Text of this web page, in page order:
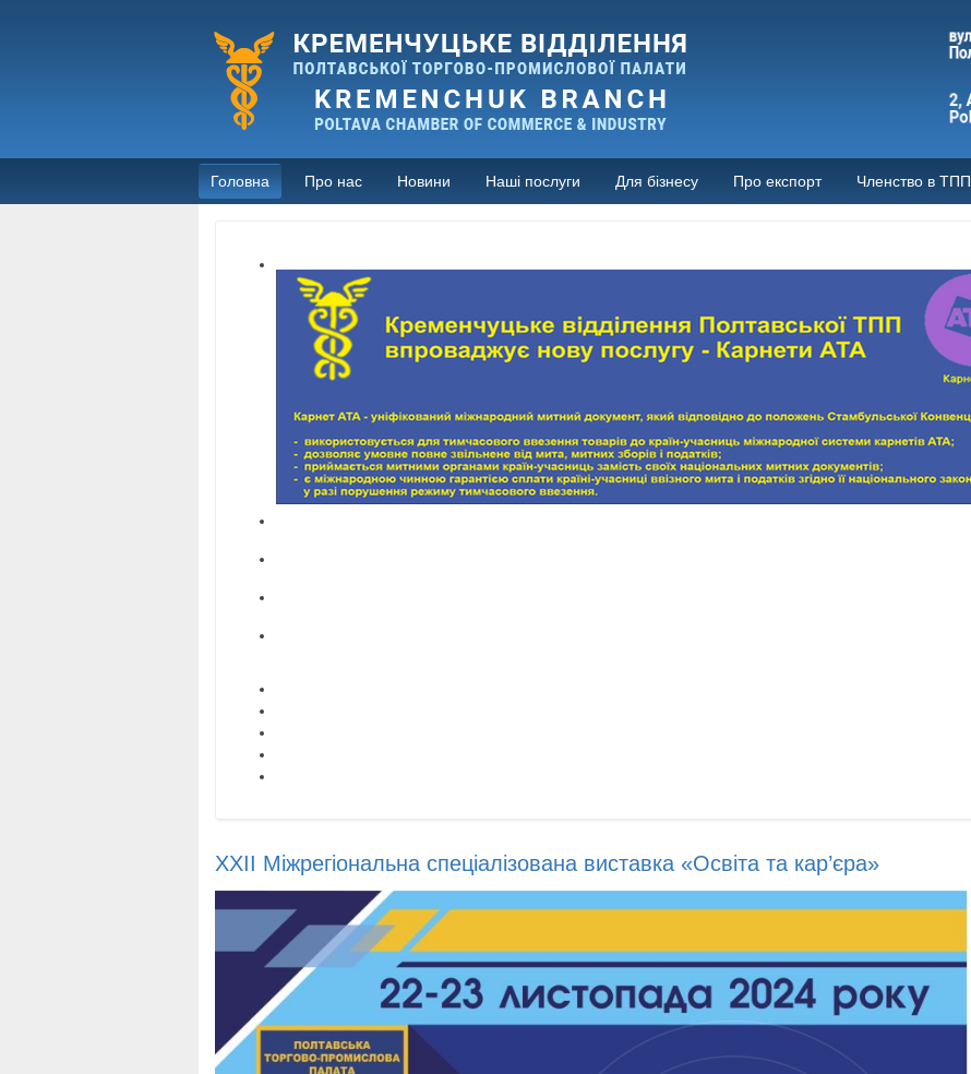
Головна Про нас Новини Наші послуги Для бізнесу Про експорт Членство в ТПП
XXII Міжрегіональна спеціалізована виставка «Освіта та кар’єра»